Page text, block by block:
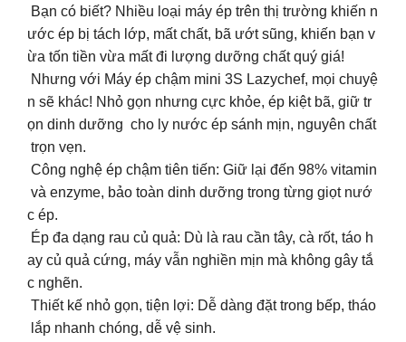
Bạn có biết? Nhiều loại máy ép trên thị trường khiến n
ước ép bị tách lớp, mất chất, bã ướt sũng, khiến bạn v
ừa tốn tiền vừa mất đi lượng dưỡng chất quý giá!
Nhưng với Máy ép chậm mini 3S Lazychef, mọi chuyệ
n sẽ khác! Nhỏ gọn nhưng cực khỏe, ép kiệt bã, giữ tr
ọn dinh dưỡng cho ly nước ép sánh mịn, nguyên chất
trọn vẹn.
Công nghệ ép chậm tiên tiến: Giữ lại đến 98% vitamin
và enzyme, bảo toàn dinh dưỡng trong từng giọt nướ
c ép.
Ép đa dạng rau củ quả: Dù là rau cần tây, cà rốt, táo h
ay củ quả cứng, máy vẫn nghiền mịn mà không gây tắ
c nghẽn.
Thiết kế nhỏ gọn, tiện lợi: Dễ dàng đặt trong bếp, tháo
lắp nhanh chóng, dễ vệ sinh.